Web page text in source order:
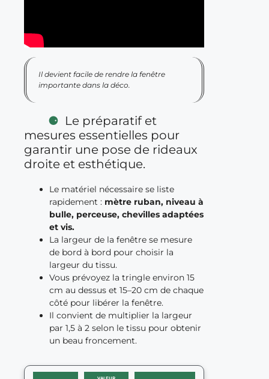
Il devient facile de rendre la fenêtre
importante dans la déco.
Le préparatif et
mesures essentielles pour
garantir une pose de rideaux
droite et esthétique.
Le matériel nécessaire se liste
rapidement : mètre ruban, niveau à
bulle, perceuse, chevilles adaptées
et vis.
La largeur de la fenêtre se mesure
de bord à bord pour choisir la
largeur du tissu.
Vous prévoyez la tringle environ 15
cm au dessus et 15–20 cm de chaque
côté pour libérer la fenêtre.
Il convient de multiplier la largeur
par 1,5 à 2 selon le tissu pour obtenir
un beau froncement.
VALEUR